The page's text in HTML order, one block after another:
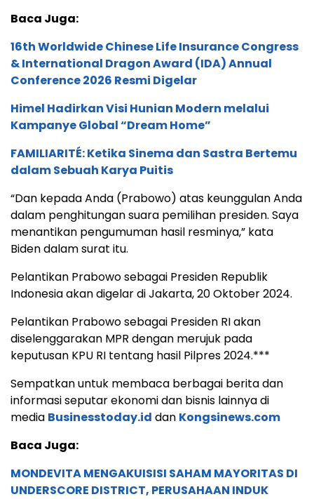
Baca Juga:
16th Worldwide Chinese Life Insurance Congress
& International Dragon Award (IDA) Annual
Conference 2026 Resmi Digelar
Himel Hadirkan Visi Hunian Modern melalui
Kampanye Global “Dream Home”
FAMILIARITÉ: Ketika Sinema dan Sastra Bertemu
dalam Sebuah Karya Puitis
“Dan kepada Anda (Prabowo) atas keunggulan Anda
dalam penghitungan suara pemilihan presiden. Saya
menantikan pengumuman hasil resminya,” kata
Biden dalam surat itu.
Pelantikan Prabowo sebagai Presiden Republik
Indonesia akan digelar di Jakarta, 20 Oktober 2024.
Pelantikan Prabowo sebagai Presiden RI akan
diselenggarakan MPR dengan merujuk pada
keputusan KPU RI tentang hasil Pilpres 2024.***
Sempatkan untuk membaca berbagai berita dan
informasi seputar ekonomi dan bisnis lainnya di
media Businesstoday.id dan Kongsinews.com
Baca Juga:
MONDEVITA MENGAKUISISI SAHAM MAYORITAS DI
UNDERSCORE DISTRICT, PERUSAHAAN INDUK